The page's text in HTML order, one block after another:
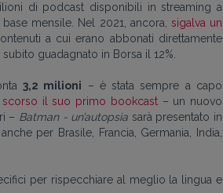
di podcast disponibili in streaming a
mensile. Nel 2021, ancora, sigalva un
a cui erano abbonati direttamente
guadagnato in Borsa il 12%.
3,2 milioni – è stata sempre a capo
il suo primo bookcast – un nuovo
– Batman - un’autopsia sarà presentato in
per Brasile, Francia, Germania, India,
per rispecchiare al meglio la lingua e